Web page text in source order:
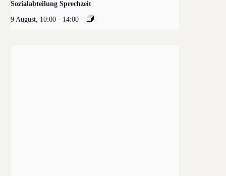
Sozialabteilung Sprechzeit
9 August, 10:00 - 14:00